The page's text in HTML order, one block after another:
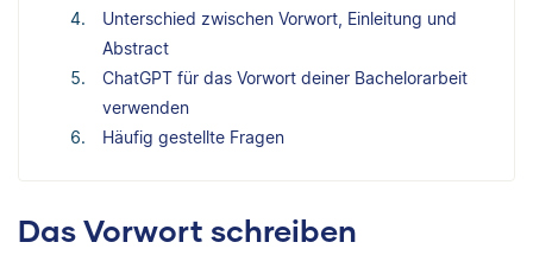
Unterschied zwischen Vorwort, Einleitung und
Abstract
ChatGPT für das Vorwort deiner Bachelorarbeit
verwenden
Häufig gestellte Fragen
Das Vorwort schreiben